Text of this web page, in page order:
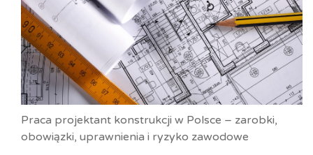
Praca projektant konstrukcji w Polsce – zarobki,
obowiązki, uprawnienia i ryzyko zawodowe